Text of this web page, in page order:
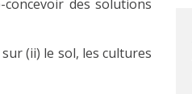
des solutions
(ii) le sol, les cultures